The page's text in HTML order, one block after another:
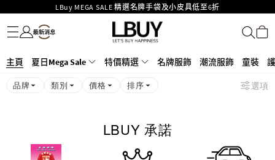
LBuy MEGA SALE 精選名牌手袋及小皮具低至6折
Goyard Hobo / Hobo Mini人氣限量特別版限時原價低至75折!
LBuy呈獻 - Hermès 及 Chanel 手袋及首飾原價低至6折，立即入手!
426號舖！
MOKO 1樓175號鋪旗艦店特設名牌Hermès、CHANEL及LV專區！
購物滿HKD500即享免運費！
名牌服飾
潮流服飾
童裝
護膚美妝
香水香薰
個人護理
母嬰護理
遊戲及精品玩具
文儀用品
家居生活
電子產品
美食
醫藥保健
運動與戶外用品
主頁 夏日Mega Sale 特價精選 名牌服飾 潮流服飾 童裝
品牌 類別 價格 排序 選項
LBUY 承諾